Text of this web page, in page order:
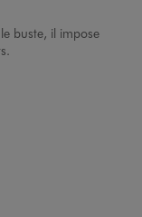
buste, il impose